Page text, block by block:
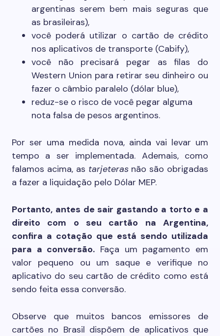
argentinas serem bem mais seguras que
as brasileiras),
você poderá utilizar o cartão de crédito
nos aplicativos de transporte (Cabify),
você não precisará pegar as filas do
Western Union para retirar seu dinheiro ou
fazer o câmbio paralelo (dólar blue),
reduz-se o risco de você pegar alguma
nota falsa de pesos argentinos.
Por ser uma medida nova, ainda vai levar um
tempo a ser implementada. Ademais, como
falamos acima, as tarjeterasnão são obrigadas
a fazer a liquidação pelo Dólar MEP.
Portanto, antes de sair gastando a torto e a
direito com o seu cartão na Argentina,
confira a cotação que está sendo utilizada
para a conversão. Faça um pagamento em
valor pequeno ou um saque e verifique no
aplicativo do seu cartão de crédito como está
sendo feita essa conversão.
Observe que muitos bancos emissores de
cartões no Brasil dispõem de aplicativos que